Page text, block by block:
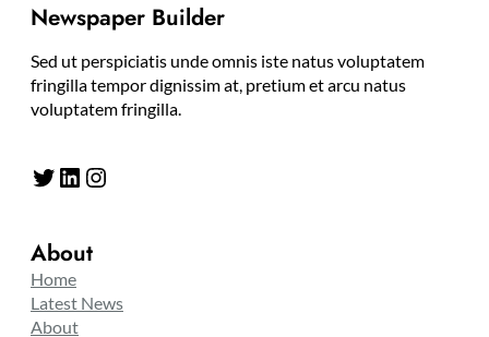
Newspaper Builder
Sed ut perspiciatis unde omnis iste natus voluptatem
fringilla tempor dignissim at, pretium et arcu natus
voluptatem fringilla.
Twitter LinkedIn Instagram
About
Home
Latest News
About